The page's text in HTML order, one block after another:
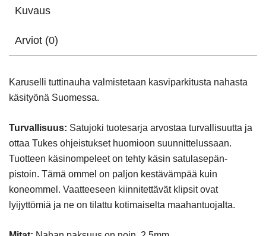
Kuvaus
Arviot (0)
Karuselli tuttinauha valmistetaan kasviparkitusta nahasta
käsityönä Suomessa.
Turvallisuus: Satujoki tuotesarja arvostaa turvallisuutta ja
ottaa Tukes ohjeistukset huomioon suunnittelussaan.
Tuotteen käsinompeleet on tehty käsin satulasepän-
pistoin. Tämä ommel on paljon kestävämpää kuin
koneommel. Vaatteeseen kiinnitettävät klipsit ovat
lyijyttömiä ja ne on tilattu kotimaiselta maahantuojalta.